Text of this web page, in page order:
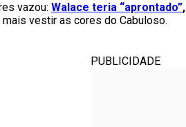
vazou: Walace teria “aprontado”,
vestir as cores do Cabuloso.
PUBLICIDADE